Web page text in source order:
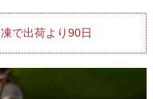
で出荷より90日